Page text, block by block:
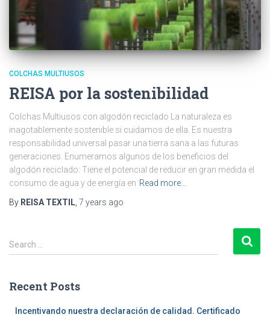
COLCHAS MULTIUSOS
REISA por la sostenibilidad
Colchas Multiusos con algodón reciclado La naturaleza es
inagotablemente sostenible si cuidamos de ella. Es nuestra
responsabilidad universal pasar una tierra sana a las futuras
generaciones. Enumeramos algunos de los beneficios del
algodón reciclado: Tiene el potencial de reducir en gran medida el
consumo de agua y de energía en Read more…
By REISA TEXTIL, 7 years ago
S
e
c
Search …
Recent Posts
Incentivando nuestra declaración de calidad. Certificado